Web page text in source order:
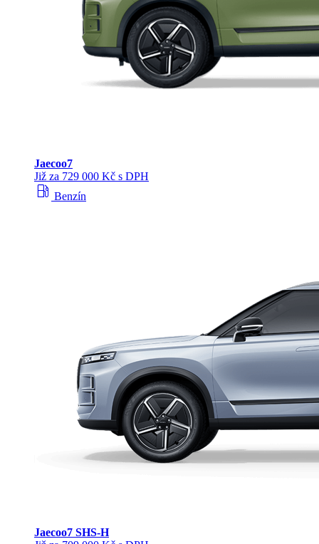
Jaecoo7
Již za 729 000 Kč s DPH
local_gas_station Benzín
Jaecoo7 SHS-H